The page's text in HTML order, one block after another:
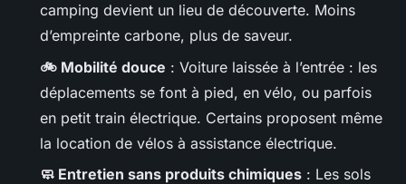
camping devient un lieu de découverte. Moins
d’empreinte carbone, plus de saveur.
🚲 Mobilité douce : Voiture laissée à l’entrée : les
déplacements se font à pied, en vélo, ou parfois
en petit train électrique. Certains proposent même
la location de vélos à assistance électrique.
🧼 Entretien sans produits chimiques : Les sols